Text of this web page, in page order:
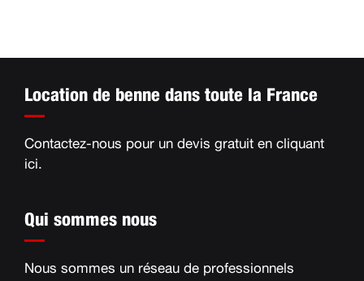
Location de benne dans toute la France
Contactez-nous pour un devis gratuit en cliquant
ici.
Qui sommes nous
Nous sommes un réseau de professionnels